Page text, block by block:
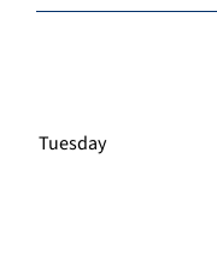
Tuesday